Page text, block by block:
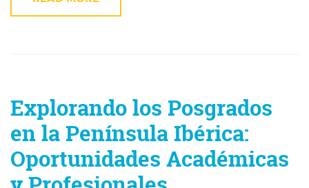
Explorando los Posgrados
en la Península Ibérica:
Oportunidades Académicas